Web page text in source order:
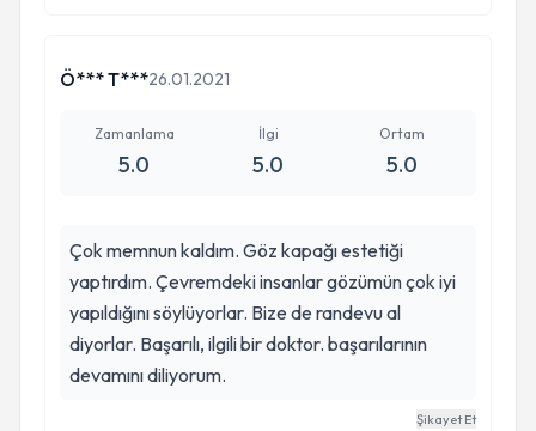
Ö*** T***26.01.2021
Zamanlama
5.0
İlgi
5.0
Ortam
5.0
Çok memnun kaldım. Göz kapağı estetiği
yaptırdım. Çevremdeki insanlar gözümün çok iyi
yapıldığını söylüyorlar. Bize de randevu al
diyorlar. Başarılı, ilgili bir doktor. başarılarının
devamını diliyorum.
Şikayet Et